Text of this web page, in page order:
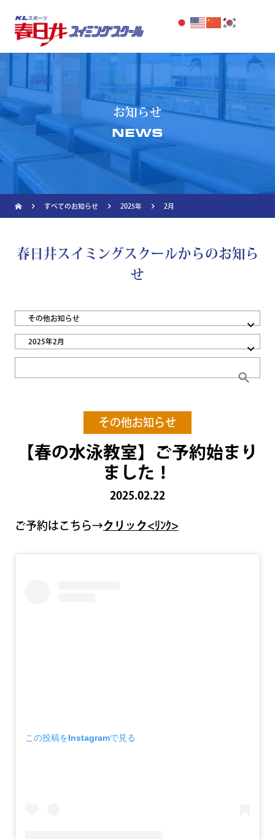
お知らせ
NEWS
navigate_next すべてのお知らせ navigate_next 2025年 navigate_next 2月
春日井スイミングスクールからのお知ら
せ
その他お知らせ
2025年2月
search
その他お知らせ
【春の水泳教室】ご予約始まり
ました！
2025.02.22
ご予約はこちら→クリック<ﾘﾝｸ>
この投稿をInstagramで見る